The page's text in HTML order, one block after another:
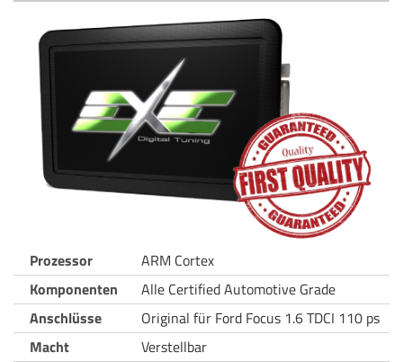
Prozessor
ARM Cortex
Komponenten
Alle Certified Automotive Grade
Anschlüsse
Original für Ford Focus 1.6 TDCI 110 ps
Macht
Verstellbar